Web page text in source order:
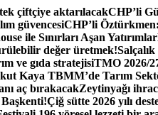
çiftçiye aktarılacakCHP’li
güvencesiCHP’li
ile Sınırları Aşan Yatırımlar
değer üretmek!
ve gıda stratejisiTMO 2026/
Kaya TBMM’de Tarım
aç bırakacakZeytinyağı
Çiğ sütte 2026 yılı